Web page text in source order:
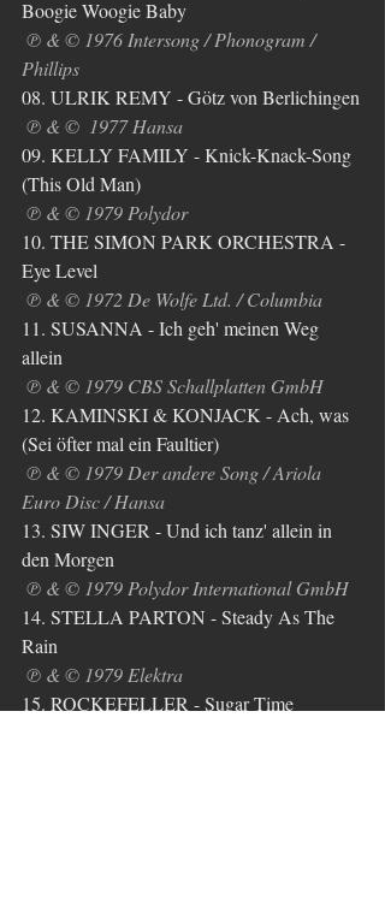
Boogie Woogie Baby
℗ & © 1976 Intersong / Phonogram /
Phillips
08. ULRIK REMY - Götz von Berlichingen
℗ & ©  1977 Hansa
09. KELLY FAMILY - Knick-Knack-Song
(This Old Man)
℗ & © 1979 Polydor
10. THE SIMON PARK ORCHESTRA -
Eye Level
℗ & © 1972 De Wolfe Ltd. / Columbia
11. SUSANNA - Ich geh' meinen Weg
allein
℗ & © 1979 CBS Schallplatten GmbH
12. KAMINSKI & KONJACK - Ach, was
(Sei öfter mal ein Faultier)
℗ & © 1979 Der andere Song / Ariola
Euro Disc / Hansa
13. SIW INGER - Und ich tanz' allein in
den Morgen
℗ & © 1979 Polydor International GmbH
14. STELLA PARTON - Steady As The
Rain
℗ & © 1979 Elektra
15. ROCKEFELLER - Sugar Time